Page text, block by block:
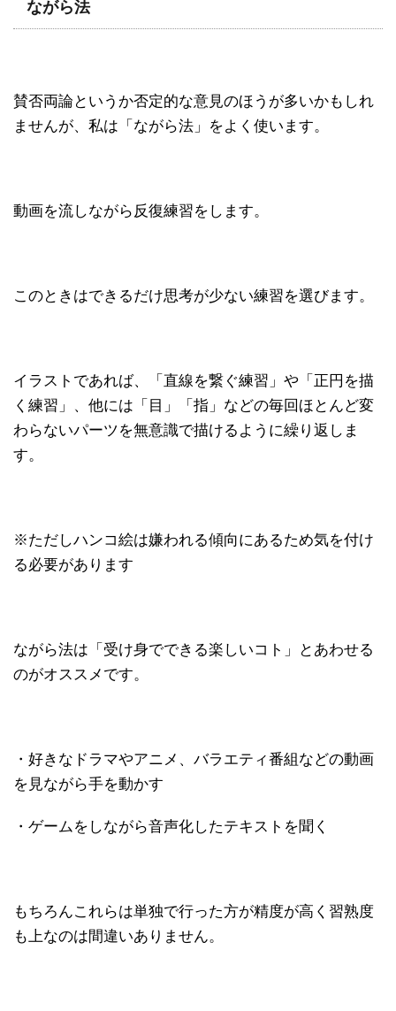
ながら法
賛否両論というか否定的な意見のほうが多いかもしれ
ませんが、私は「ながら法」をよく使います。
動画を流しながら反復練習をします。
このときはできるだけ思考が少ない練習を選びます。
イラストであれば、「直線を繋ぐ練習」や「正円を描
く練習」、他には「目」「指」などの毎回ほとんど変
わらないパーツを無意識で描けるように繰り返しま
す。
※ただしハンコ絵は嫌われる傾向にあるため気を付け
る必要があります
ながら法は「受け身でできる楽しいコト」とあわせる
のがオススメです。
・好きなドラマやアニメ、バラエティ番組などの動画
を見ながら手を動かす
・ゲームをしながら音声化したテキストを聞く
もちろんこれらは単独で行った方が精度が高く習熟度
も上なのは間違いありません。